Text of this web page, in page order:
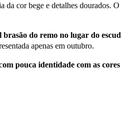
da cor bege e detalhes dourados.
do remo no lugar do
apenas em outubro.
om pouca identidade com as